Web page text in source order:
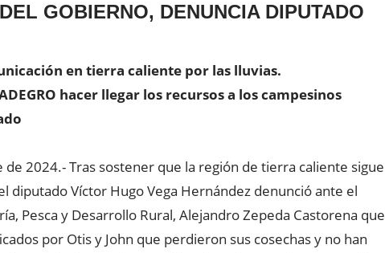
GOBIERNO, DENUNCIA DIPUTADO
en tierra caliente por las lluvias.
hacer llegar los recursos a los campesinos
2024.- Tras sostener que la región de tierra caliente sigue
diputado Víctor Hugo Vega Hernández denunció ante el
Pesca y Desarrollo Rural, Alejandro Zepeda Castorena que
por Otis y John que perdieron sus cosechas y no han